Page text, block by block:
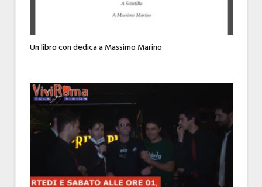
Un libro con dedica a Massimo Marino